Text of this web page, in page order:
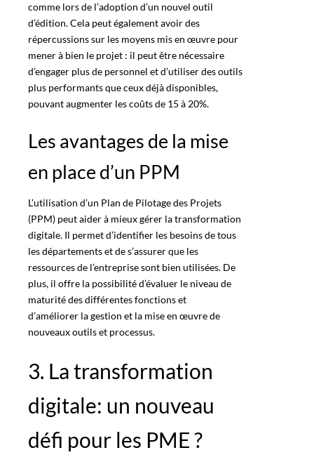
comme lors de l’adoption d’un nouvel outil
d’édition. Cela peut également avoir des
répercussions sur les moyens mis en œuvre pour
mener à bien le projet : il peut être nécessaire
d’engager plus de personnel et d’utiliser des outils
plus performants que ceux déjà disponibles,
pouvant augmenter les coûts de 15 à 20%.
Les avantages de la mise
en place d’un PPM
L’utilisation d’un Plan de Pilotage des Projets
(PPM) peut aider à mieuxgérer la transformation
digitale. Il permet d’identifier les besoins de tous
les départements et de s’assurer que les
ressources de l’entreprise sont bien utilisées. De
plus, il offre la possibilité d’évaluer le niveau de
maturité des différentes fonctions et
d’améliorer la gestion et la mise en œuvre de
nouveaux outils et processus.
3. La transformation
digitale: un nouveau
défi pour les PME ?